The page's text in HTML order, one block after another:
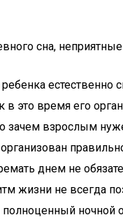
сна,
естественно
в это время его
зачем взрослым
днем не
жизни не всегда
ночной